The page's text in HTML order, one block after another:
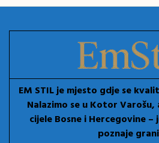
EM STIL je mjesto gdje se
Nalazimo se u Kotor Varošu,
cijele Bosne i Hercegovine
poznaje